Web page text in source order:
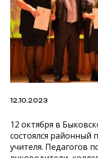
12.10.2023
12 октября в
состоялся
учителя. Педагогов